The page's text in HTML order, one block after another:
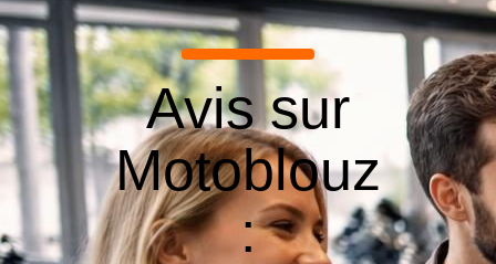
Avis sur
Motoblouz
: